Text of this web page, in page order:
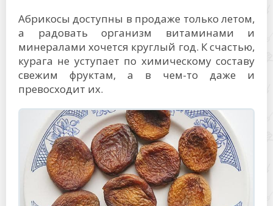
Абрикосы доступны в продаже только летом,
а радовать организм витаминами и
минералами хочется круглый год. К счастью,
курага не уступает по химическому составу
свежим фруктам, а в чем-то даже и
превосходит их.